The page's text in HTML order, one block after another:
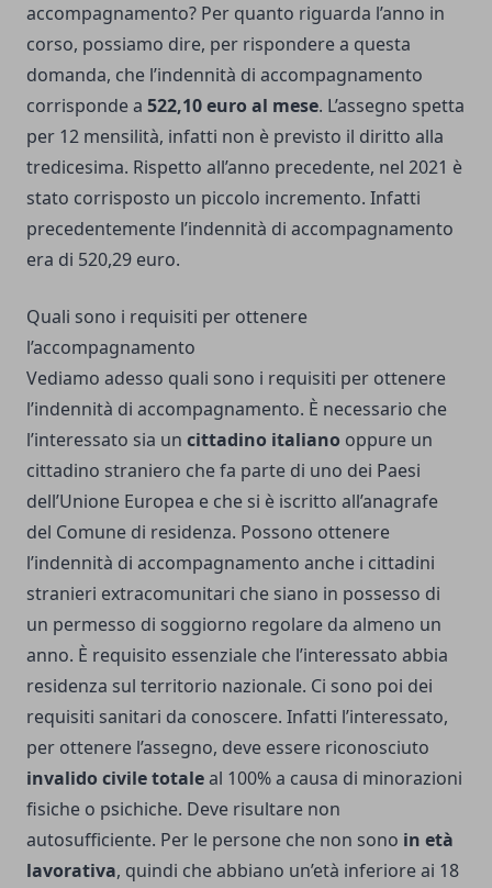
accompagnamento? Per quanto riguarda l’anno in
corso, possiamo dire, per rispondere a questa
domanda, che l’indennità di accompagnamento
corrisponde a 522,10 euro al mese. L’assegno spetta
per 12 mensilità, infatti non è previsto il diritto alla
tredicesima. Rispetto all’anno precedente, nel 2021 è
stato corrisposto un piccolo incremento. Infatti
precedentemente l’indennità di accompagnamento
era di 520,29 euro.
Quali sono i requisiti per ottenere
l’accompagnamento
Vediamo adesso quali sono i requisiti per ottenere
l’indennità di accompagnamento. È necessario che
l’interessato sia un cittadino italiano oppure un
cittadino straniero che fa parte di uno dei Paesi
dell’Unione Europea e che si è iscritto all’anagrafe
del Comune di residenza. Possono ottenere
l’indennità di accompagnamento anche i cittadini
stranieri extracomunitari che siano in possesso di
un permesso di soggiorno regolare da almeno un
anno. È requisito essenziale che l’interessato abbia
residenza sul territorio nazionale. Ci sono poi dei
requisiti sanitari da conoscere. Infatti l’interessato,
per ottenere l’assegno, deve essere riconosciuto
invalido civile totaleal 100% a causa di minorazioni
fisiche o psichiche. Deve risultare non
autosufficiente. Per le persone che non sono in età
lavorativa, quindi che abbiano un’età inferiore ai 18